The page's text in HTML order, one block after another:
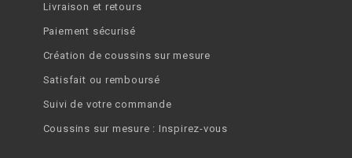
Livraison et retours
Paiement sécurisé
Création de coussins sur mesure
Satisfait ou remboursé
Suivi de votre commande
Coussins sur mesure : Inspirez-vous